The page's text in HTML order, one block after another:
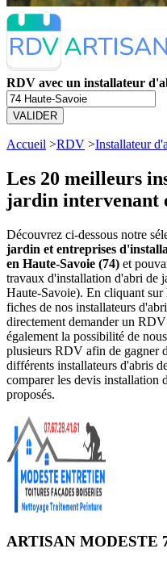
RDV avec un installateur
VALIDER
Accueil >RDV >Installateur
Les 20 meilleurs
jardin intervenant
Découvrez ci-dessous notre
jardin et entreprises
en Haute-Savoie (74) et
travaux d'installation d'abri de
Haute-Savoie). En cliquant
fiches de nos installateurs
directement demander un
également la possibilité de
plusieurs RDV afin de gagner
différents installateurs d'abris
comparer les devis installation
proposés.
ARTISAN MODESTE